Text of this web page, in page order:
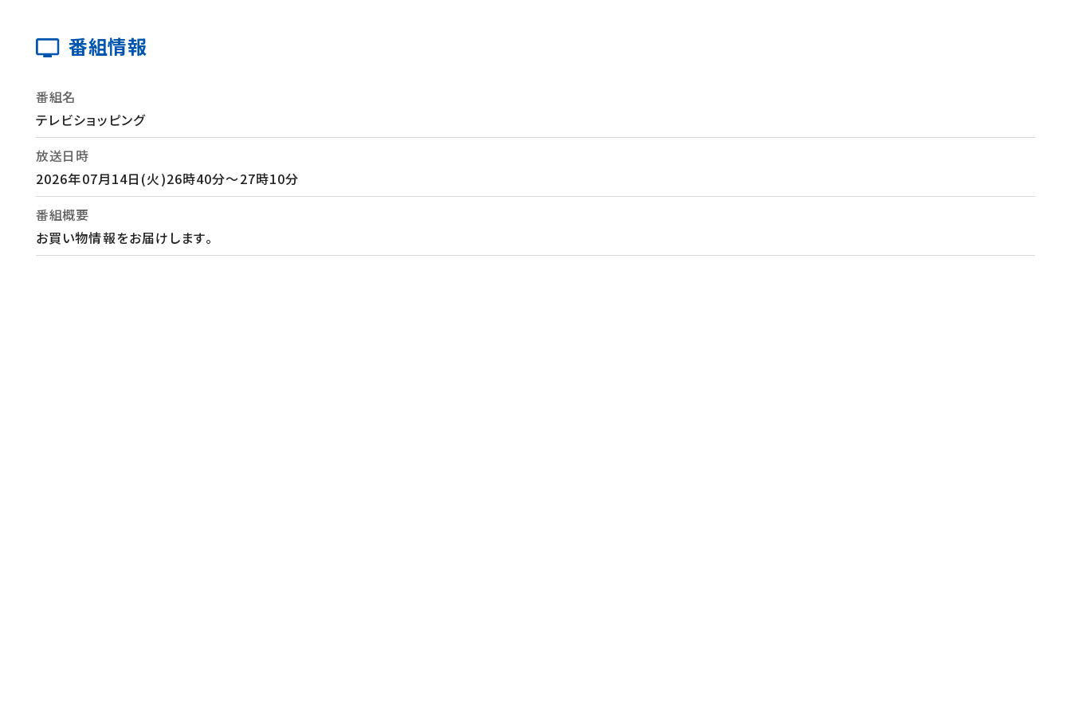
番組情報
番組名
テレビショッピング
放送日時
2026年07月14日(火)26時40分～27時10分
番組概要
お買い物情報をお届けします。